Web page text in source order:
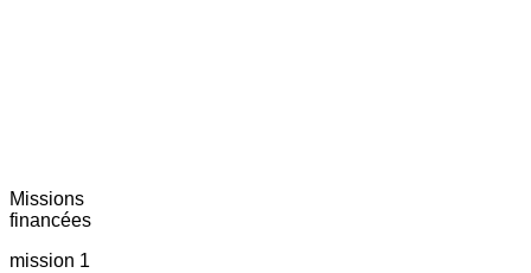
Missions
financées
mission 1